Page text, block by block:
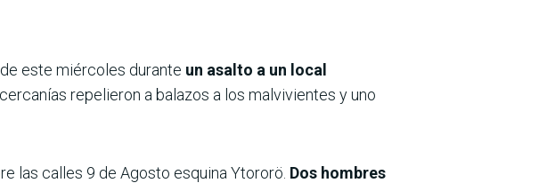
este miércoles durante un asalto a un local
repelieron a balazos a los malvivientes y uno
las calles 9 de Agosto esquina Ytororö. Dos hombres